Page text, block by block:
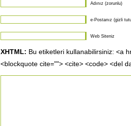
Adınız (zorunlu)
e-Postanız (gizli
Web Siteniz
XHTML: Bu etiketleri kullanabilirsiniz: <a
<blockquote cite=""> <cite> <code> <del